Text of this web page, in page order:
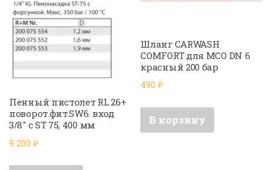
Пенный пистолет RL 26+
поворот.фит.SW6. вход
3/8″ с ST 75, 400 мм
9 200 ₽
Шланг CARWASH
COMFORT для МСО DN 6
красный 200 бар
490₽
В корзину